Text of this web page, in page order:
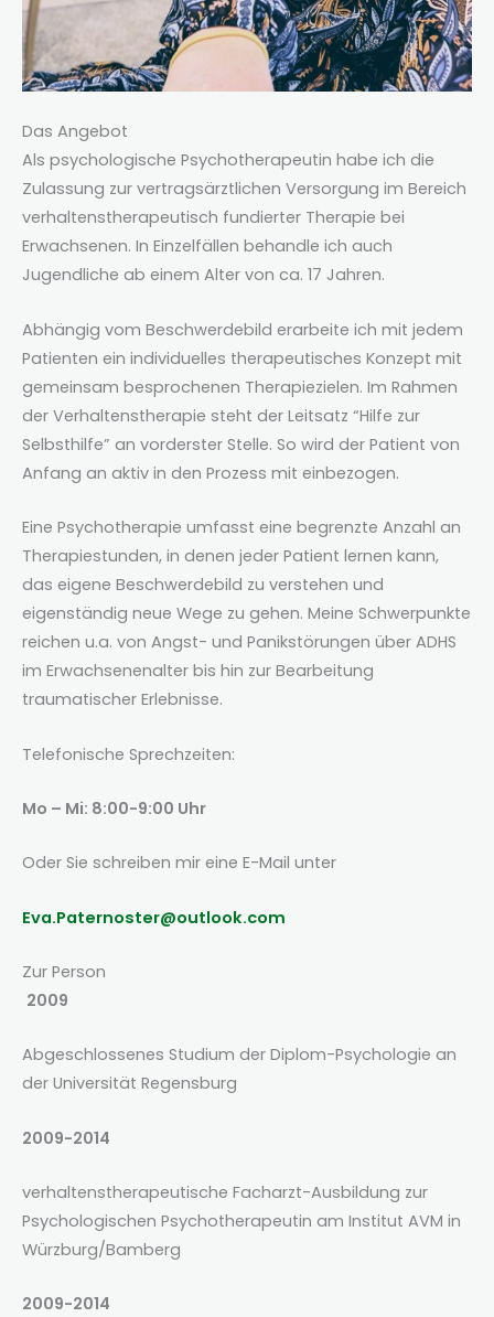
Das Angebot
Als psychologische Psychotherapeutin habe ich die
Zulassung zur vertragsärztlichen Versorgung im Bereich
verhaltenstherapeutisch fundierter Therapie bei
Erwachsenen. In Einzelfällen behandle ich auch
Jugendliche ab einem Alter von ca. 17 Jahren.
Abhängig vom Beschwerdebild erarbeite ich mit jedem
Patienten ein individuelles therapeutisches Konzept mit
gemeinsam besprochenen Therapiezielen. Im Rahmen
der Verhaltenstherapie steht der Leitsatz “Hilfe zur
Selbsthilfe” an vorderster Stelle. So wird der Patient von
Anfang an aktiv in den Prozess mit einbezogen.
Eine Psychotherapie umfasst eine begrenzte Anzahl an
Therapiestunden, in denen jeder Patient lernen kann,
das eigene Beschwerdebild zu verstehen und
eigenständig neue Wege zu gehen. Meine Schwerpunkte
reichen u.a. von Angst- und Panikstörungen über ADHS
im Erwachsenenalter bis hin zur Bearbeitung
traumatischer Erlebnisse.
Telefonische Sprechzeiten:
Mo – Mi: 8:00-9:00 Uhr
Oder Sie schreiben mir eine E-Mail unter
Eva.Paternoster@outlook.com
Zur Person
2009
Abgeschlossenes Studium der Diplom-Psychologie an
der Universität Regensburg
2009-2014
verhaltenstherapeutische Facharzt-Ausbildung zur
Psychologischen Psychotherapeutin am Institut AVM in
Würzburg/Bamberg
2009-2014